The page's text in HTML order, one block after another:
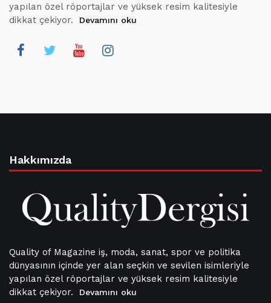
yapılan özel röportajlar ve yüksek resim kalitesiyle
dikkat çekiyor.
Devamını oku
Hakkımızda
Quality of Magazine iş, moda, sanat, spor ve politika
dünyasının içinde yer alan seçkin ve sevilen isimleriyle
yapılan özel röportajlar ve yüksek resim kalitesiyle
dikkat çekiyor.
Devamını oku